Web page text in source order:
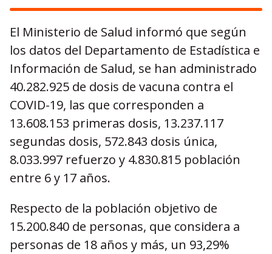
El Ministerio de Salud informó que según
los datos del Departamento de Estadística e
Información de Salud, se han administrado
40.282.925 de dosis de vacuna contra el
COVID-19, las que corresponden a
13.608.153 primeras dosis, 13.237.117
segundas dosis, 572.843 dosis única,
8.033.997 refuerzo y 4.830.815 población
entre 6 y 17 años.
Respecto de la población objetivo de
15.200.840 de personas, que considera a
personas de 18 años y más, un 93,29%